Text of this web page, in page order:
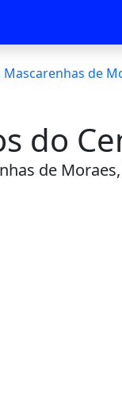
de
do
de